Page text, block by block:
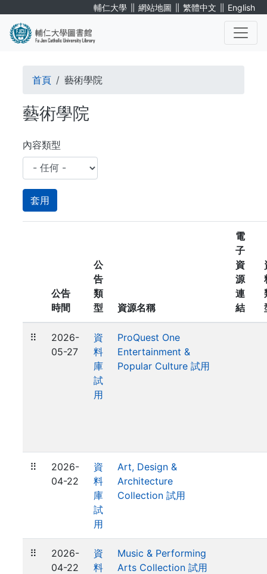
輔仁大學 ∥ 網站地圖 ∥ 繁體中文 ∥ English
導
航
連
結
首頁 藝術學院
藝術學院
內容類型
公告
時間
公
告
類
型
資源名稱
電
子
資
源
連
結
⠿
2026-
05-27
資
料
庫
試
用
ProQuest One
Entertainment &
Popular Culture 試用
⠿
2026-
04-22
資
料
庫
試
用
Art, Design &
Architecture
Collection 試用
⠿
2026-
04-22
資
料
Music & Performing
Arts Collection 試用